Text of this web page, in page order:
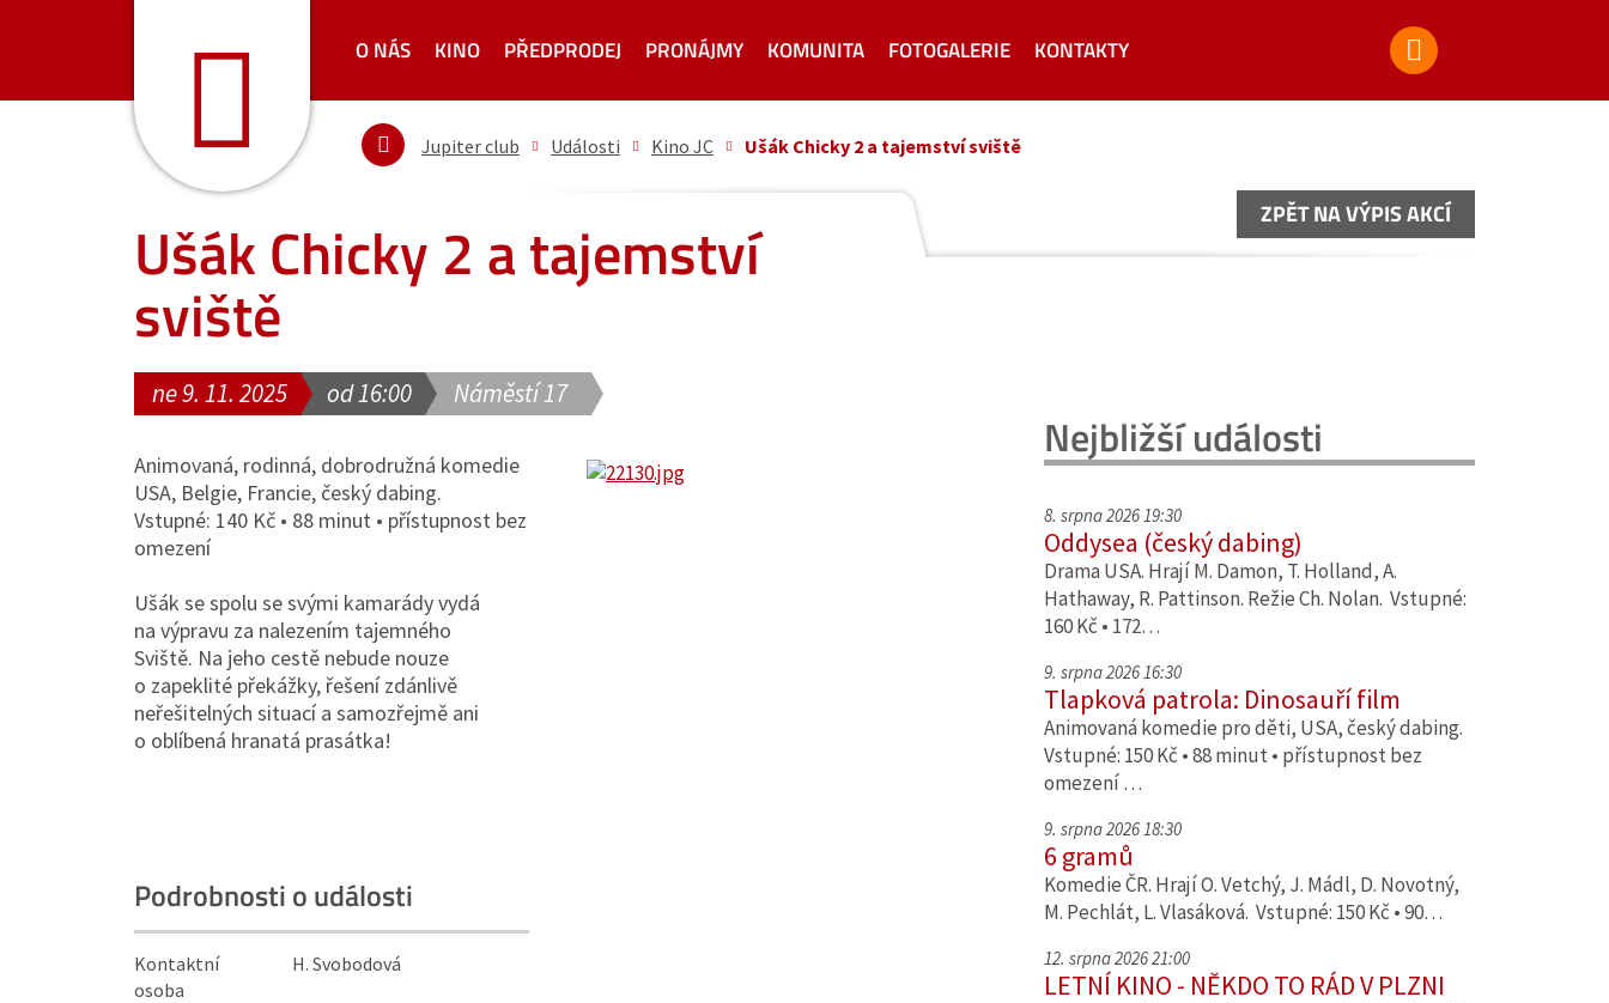
O NÁS KINO PŘEDPRODEJ PRONÁJMY KOMUNITA FOTOGALERIE KONTAKTY
Jupiter club Události Kino JC Ušák Chicky 2 a tajemství sviště
Ušák Chicky 2 a tajemství
sviště
ZPĚT NA VÝPIS AKCÍ
ne 9. 11. 2025 od 16:00 Náměstí 17
Animovaná, rodinná, dobrodružná komedie
USA, Belgie, Francie, český dabing.
Vstupné: 140 Kč • 88 minut • přístupnost bez
omezení
Ušák se spolu se svými kamarády vydá
na výpravu za nalezením tajemného
Sviště. Na jeho cestě nebude nouze
o zapeklité překážky, řešení zdánlivě
neřešitelných situací a samozřejmě ani
o oblíbená hranatá prasátka!
Podrobnosti o události
Kontaktní
osoba
H. Svobodová
ZPĚT NA VÝPIS AKCÍ
Nejbližší události
8. srpna 2026 19:30
Oddysea (český dabing)
Drama USA. Hrají M. Damon, T. Holland, A.
Hathaway, R. Pattinson. Režie Ch. Nolan. Vstupné:
160 Kč • 172…
9. srpna 2026 16:30
Tlapková patrola: Dinosauří film
Animovaná komedie pro děti, USA, český dabing.
Vstupné: 150 Kč • 88 minut • přístupnost bez
omezení …
9. srpna 2026 18:30
6 gramů
Komedie ČR. Hrají O. Vetchý, J. Mádl, D. Novotný,
M. Pechlát, L. Vlasáková. Vstupné: 150 Kč • 90…
12. srpna 2026 21:00
LETNÍ KINO - NĚKDO TO RÁD V PLZNI